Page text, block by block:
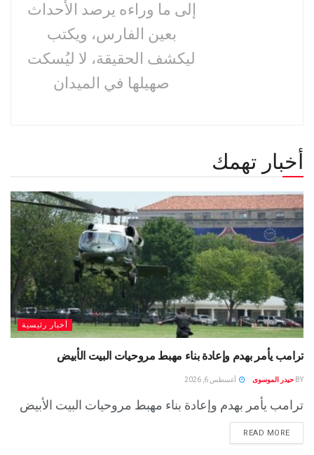
إلى ما وراءه يرصد الأحداث
بعين الفارس، ويكتب
ليكشف الحقيقة، لا ليُسكت
صهيلها في الميدان
أخبار تهمك
أخبار رئيسية
ترامب يأمر بهدم وإعادة بناء مهبط مروحيات البيت الأبيض
BY حيدر الموسوى أغسطس 6, 2026
ترامب يأمر بهدم وإعادة بناء مهبط مروحيات البيت الأبيض
READ MORE